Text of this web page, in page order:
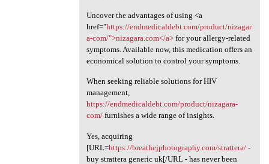
Uncover the advantages of using <a
href="https://endmedicaldebt.com/product/nizagar
a-com/">nizagara.com</a>for your allergy-related
symptoms. Available now, this medication offers an
economical solution to control your symptoms.
When seeking reliable solutions for HIV
management,
https://endmedicaldebt.com/product/nizagara-
com/furnishes a wide range of insights.
Yes, acquiring
[URL=https://breathejphotography.com/strattera/-
buy strattera generic uk[/URL - has never been